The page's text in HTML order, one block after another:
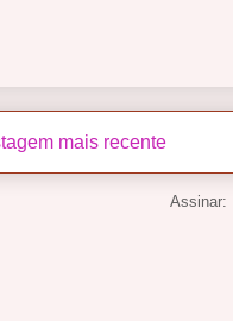
mais recente
Assinar: